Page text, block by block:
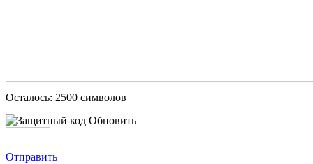
Осталось: 2500 символов
Обновить
Отправить